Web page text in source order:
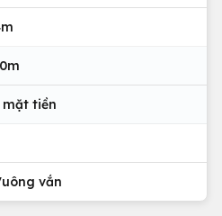
mặt tiền
vắn